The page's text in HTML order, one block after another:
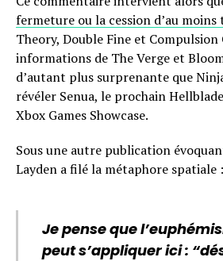
fermeture ou la cession d’au
Theory, Double Fine et Compulsion
informations de The Verge et
d’autant plus surprenante que
révéler Senua, le prochain
Xbox Games Showcase.
Sous une autre publication
Layden a filé la métaphore spatiale :
Je pense que
peut s’appliquer ici :